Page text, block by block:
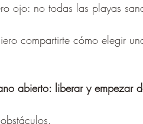
ojo: no todas las playas
compartirte cómo elegir
abierto: liberar y empezar